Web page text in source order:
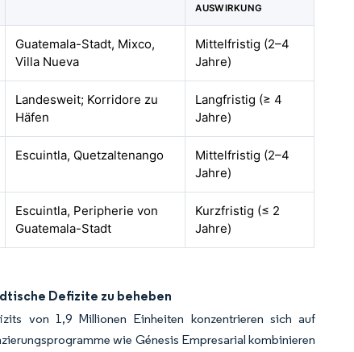
AUSWIRKUNG
Guatemala-Stadt, Mixco,
Villa Nueva
Mittelfristig (2–4
Jahre)
Landesweit; Korridore zu
Häfen
Langfristig (≥ 4
Jahre)
Escuintla, Quetzaltenango
Mittelfristig (2–4
Jahre)
Escuintla, Peripherie von
Guatemala-Stadt
Kurzfristig (≤ 2
Jahre)
Defizite zu beheben
von 1,9 Millionen Einheiten konzentrieren sich auf
wie Génesis Empresarial kombinieren